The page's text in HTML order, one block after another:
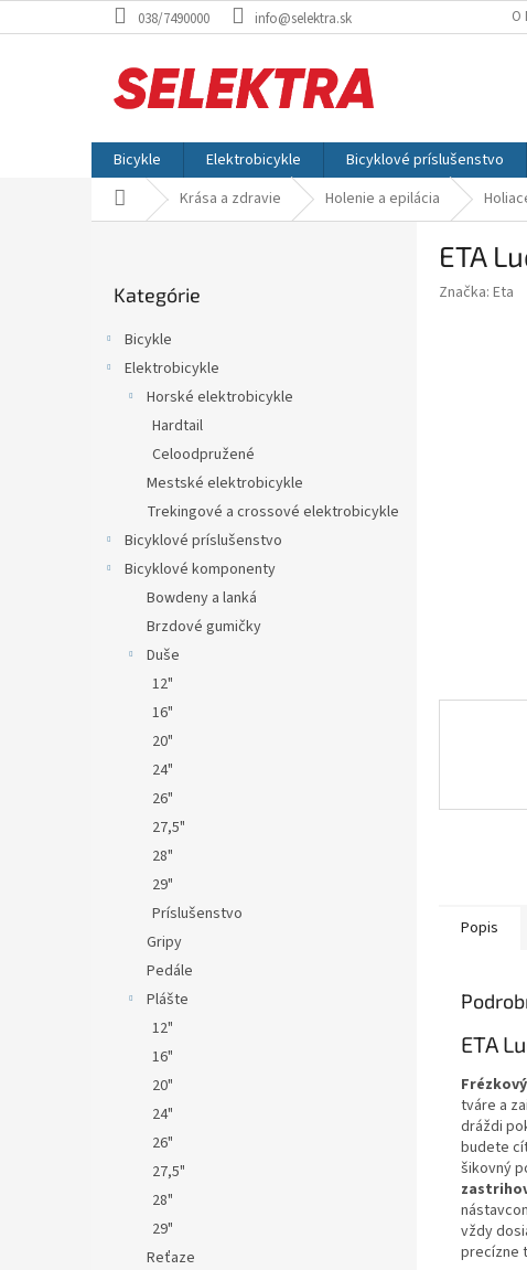
na
038/7490000 info@selektra.sk O
Bicykle Elektrobicykle Bicyklové príslušenstvo
DomovKrása a zdravie Holenie a epilácia
kategórie
Kategórie
Bicykle
Elektrobicykle
Horské elektrobicykle
Hardtail
Celoodpružené
Mestské elektrobicykle
Trekingové a crossové elektrobicykle
Bicyklové príslušenstvo
Bicyklové komponenty
Bowdeny a lanká
Brzdové gumičky
Duše
12"
16"
20"
24"
26"
27,5"
28"
29"
Príslušenstvo
Gripy
Pedále
Plášte
12"
16"
20"
24"
26"
27,5"
28"
29"
Reťaze
ETA
Značka: Eta
Popis
ETA
tváre a
dráždi
budete
šikovný
vždy
precízne